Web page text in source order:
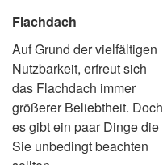
Flachdach
Auf Grund der vielfältigen
Nutzbarkeit, erfreut sich
das Flachdach immer
größerer Beliebtheit. Doch
es gibt ein paar Dinge die
Sie unbedingt beachten